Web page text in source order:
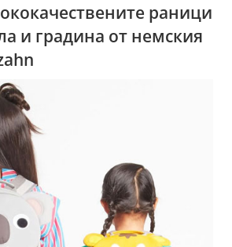
раници
и градина от немския